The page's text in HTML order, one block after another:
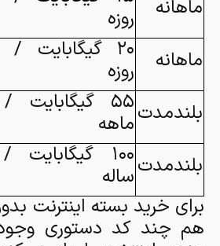
ماهانه
روزه
ماهانه
روزه
بلندمدتماهه
بلندمدتساله
برای خرید بسته اینترنت